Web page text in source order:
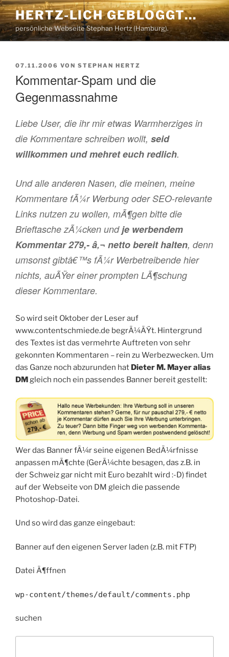
Zum
Inhalt
springen
HERTZ-LICH GEBLOGGT…
persönliche Webseite Stephan Hertz (Hamburg).
VERÖFFENTLICHT
07.11.2006 VON STEPHAN HERTZ
Kommentar-Spam und die
Gegenmassnahme
Liebe User, die ihr mir etwas Warmherziges in
die Kommentare schreiben wollt, seid
willkommen und mehret euch redlich.
Und alle anderen Nasen, die meinen, meine
Kommentare fÃ¼r Werbung oder SEO-relevante
Links nutzen zu wollen, mÃ¶gen bitte die
Brieftasche zÃ¼cken undje werbendem
Kommentar 279,- â‚¬ netto bereit halten, denn
umsonst gibtâ€™s fÃ¼r Werbetreibende hier
nichts, auÃŸer einer prompten LÃ¶schung
dieser Kommentare.
So wird seit Oktober der Leser auf
www.contentschmiede.de begrÃ¼ÃŸt. Hintergrund
des Textes ist das vermehrte Auftreten von sehr
gekonnten Kommentaren – rein zu Werbezwecken. Um
das Ganze noch abzurunden hat Dieter M. Mayer alias
DMgleich noch ein passendes Banner bereit gestellt:
Wer das Banner fÃ¼r seine eigenen BedÃ¼rfnisse
anpassen mÃ¶chte (GerÃ¼chte besagen, das z.B. in
der Schweiz gar nicht mit Euro bezahlt wird :-D) findet
auf der Webseite von DM gleich die passende
Photoshop-Datei.
Und so wird das ganze eingebaut:
Banner auf den eigenen Server laden (z.B. mit FTP)
Datei Ã¶ffnen
wp-content/themes/default/comments.php
suchen